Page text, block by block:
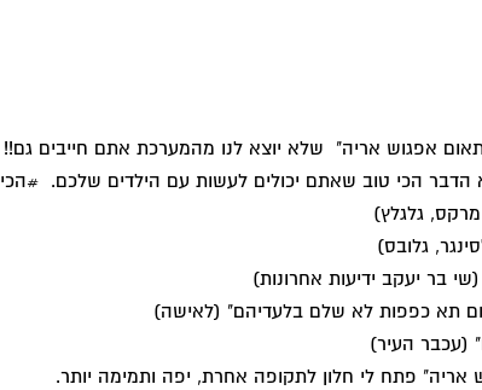
אפגוש אריה" שלא יוצא לנו מהמערכת אתם חייבים גם!!
הדבר הכי טוב שאתם יכולים לעשות עם הילדים שלכם. #הכי
גלגלץ)
גלובס)
בר יעקב ידיעות אחרונות)
תא כפפות לא שלם בלעדיהם" (לאישה)
(עכבר העיר)
פתח לי חלון לתקופה אחרת, יפה ותמימה יותר.